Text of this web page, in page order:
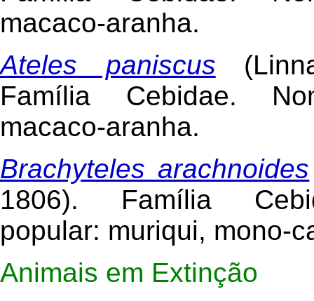
macaco-aranha.
Ateles paniscus
Família Cebidae.
macaco-aranha.
Brachyteles arachnoides
1806). Família
popular: muriqui, mono-
Animais em Extinção